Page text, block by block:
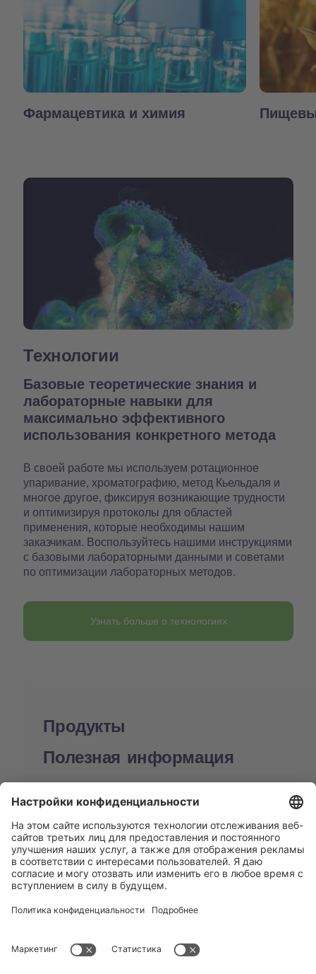
Фармацевтика и химия
Технологии
Базовые теоретические знания и
лабораторные навыки для
максимально эффективного
использования конкретного метода
В своей работе мы используем ротационное
упаривание, хроматографию, метод Кьельдаля и
многое другое, фиксируя возникающие трудности
и оптимизируя протоколы для областей
применения, которые необходимы нашим
заказчикам. Воспользуйтесь нашими инструкциями
с базовыми лабораторными данными и советами
по оптимизации лабораторных методов.
Узнать больше о технологиях
Продукты
Полезная информация
BUCHI World
Поддержка
Shop
Contact us
Быстрые ссылки